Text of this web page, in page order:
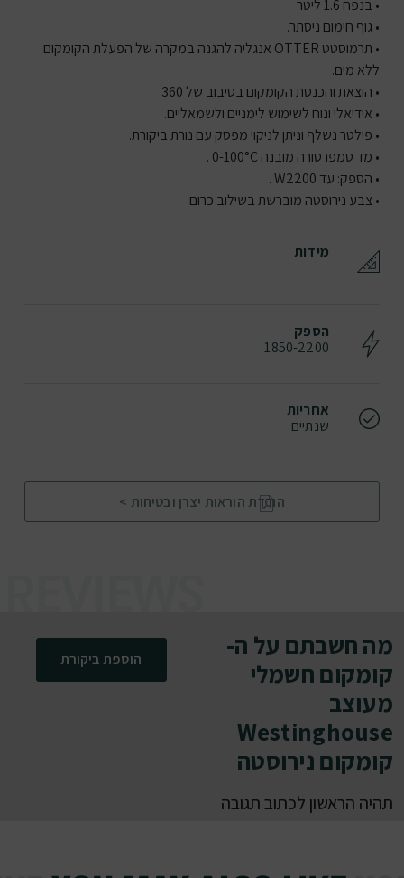
• בנפח 1.6 ליטר
• גוף חימום ניסתר.
• תרמוסטט OTTER אנגליה להגנה במקרה של הפעלת הקומקום
ללא מים.
• הוצאת והכנסת הקומקום בסיבוב של 360
• אידיאלי ונוח לשימוש לימניים ולשמאליים.
• פילטר נשלף וניתן לניקוי מפסק עם נורת ביקורת.
• מד טמפרטורה מובנה 0-100°C .
• הספק: עד W2200 .
• צבע נירוסטה מוברשת בשילוב כרום
מידות
הספק
1850-2200
אחריות
שנתיים
הורדת הוראות יצרן ובטיחות >
מה חשבתם על ה-
קומקום חשמלי
מעוצב
Westinghouse
קומקום נירוסטה
תהיה הראשון לכתוב תגובה
הוספת ביקורת